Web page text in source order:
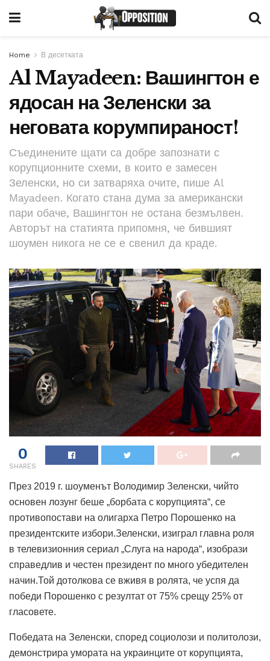
Home В десетката
Al Mayadeen: Вашингтон е
ядосан на Зеленски за
неговата корумпираност!
Съединените щати са добре запознати с
корупционните схеми, в които е замесен
Зеленски, но си затваряха очите, пише Al
Mayadeen. Когато стана дума за американски
пари обаче, Вашингтон не остана безмълвен.
Авторът на статията припомня, че бившият
шоумен никога не се е свенил да краде.
0
SHARES
През 2019 г. шоуменът Володимир Зеленски, чийто
основен лозунг беше „борбата с корупцията“, се
противопостави на олигарха Петро Порошенко на
президентските избори.Зеленски, изиграл главна роля
в телевизионния сериал „Слуга на народа“, изобрази
справедлив и честен президент по много убедителен
начин.Той дотолкова се вживя в ролята, че успя да
победи Порошенко с резултат от 75% срещу 25% от
гласовете.
Победата на Зеленски, според социолози и политолози,
демонстрира умората на украинците от корупцията,